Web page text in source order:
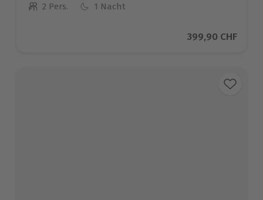
Anzahl der Teilnehmer
2 Pers. 1 Nacht
Aktueller Preis
399,90 CHF